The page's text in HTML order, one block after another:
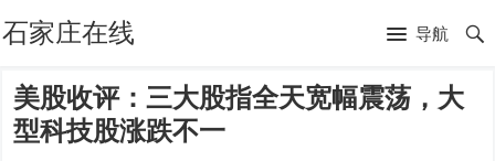
石家庄在线 导航
美股收评：三大股指全天宽幅震荡，大
型科技股涨跌不一